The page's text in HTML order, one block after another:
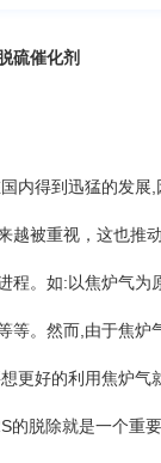
硫催化剂
得到迅猛的发展,
越被重视，这也推
程。如:以焦炉气为
等。然而,由于焦炉
更好的利用焦炉气
的脱除就是一个重